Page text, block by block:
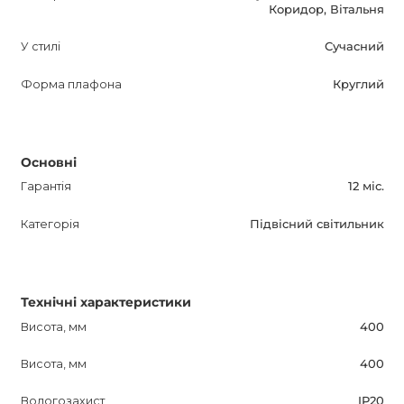
Коридор, Вітальня
У стилі Сучасний
Форма плафона Круглий
Основні
Гарантія 12 міс.
Категорія Підвісний світильник
Технічні характеристики
Висота, мм 400
Висота, мм 400
Вологозахист IP20